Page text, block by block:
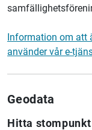
Information om att
använder vår e-
Geodata
Hitta stompunkt